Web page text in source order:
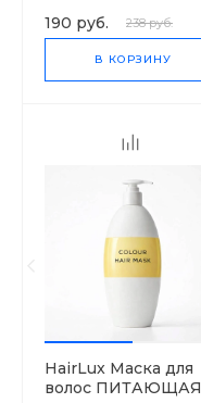
190 руб.
238 руб.
В КОРЗИНУ
HairLux Маска для
волос ПИТАЮЩАЯ